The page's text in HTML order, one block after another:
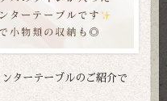
ターテーブルのご紹介で